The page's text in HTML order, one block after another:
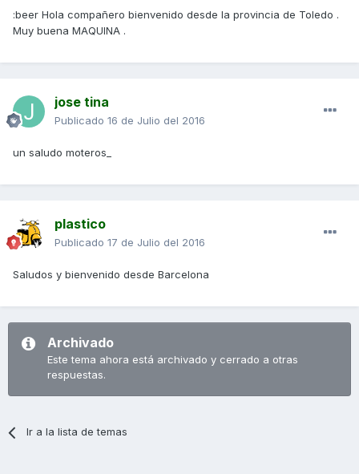
:beer Hola compañero bienvenido desde la provincia de Toledo .
Muy buena MAQUINA .
jose tina
Publicado 16 de Julio del 2016
un saludo moteros_
plastico
Publicado 17 de Julio del 2016
Saludos y bienvenido desde Barcelona
Archivado
Este tema ahora está archivado y cerrado a otras
respuestas.
Ir a la lista de temas